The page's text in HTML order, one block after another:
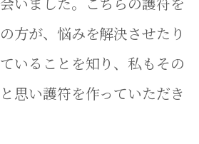
方が、悩みを解決させたり
いることを知り、私もその
思い護符を作っていただき